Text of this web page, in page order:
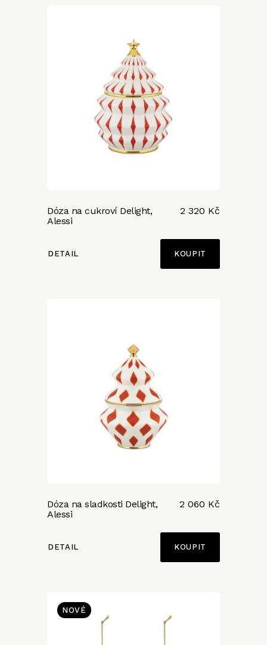
Dóza na cukroví Delight,
Alessi
2 320 Kč
DETAIL
Dóza na sladkosti Delight,
Alessi
2 060 Kč
DETAIL
NOVÉ